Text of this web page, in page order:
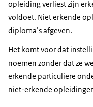
opleiding verliest zijn
voldoet. Niet erkende
diploma’s afgeven.
Het komt voor dat
noemen zonder dat ze
erkende particuliere
niet-erkende